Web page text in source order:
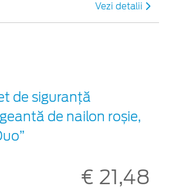
Vezi detalii
de siguranţă
de nailon roșie,
€ 21,48